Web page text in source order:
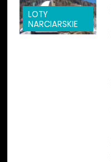
LOTY
NARCIARSKIE